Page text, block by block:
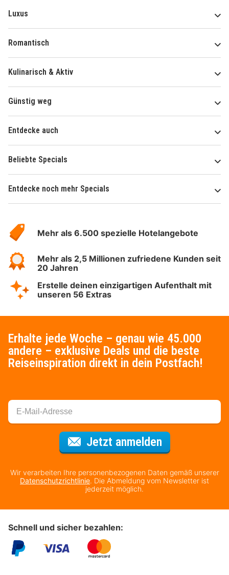
Luxus
Romantisch
Kulinarisch & Aktiv
Günstig weg
Entdecke auch
Beliebte Specials
Entdecke noch mehr Specials
Hotelspecials
Mehr als 6.500 spezielle Hotelangebote
Mehr als 2,5 Millionen zufriedene Kunden seit
20 Jahren
Erstelle deinen einzigartigen Aufenthalt mit
unseren 56 Extras
Erhalte jede Woche – genau wie 45.000
andere – exklusive Deals und die beste
Reiseinspiration direkt in dein Postfach!
Jetzt anmeldenFür den
Wir verarbeiten Ihre personenbezogenen Daten gemäß unserer
Datenschutzrichtlinie. Die Abmeldung vom Newsletter ist
jederzeit möglich.
Schnell und sicher bezahlen: